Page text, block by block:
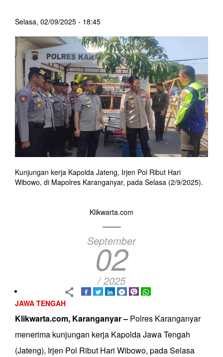
Selasa, 02/09/2025 - 18:45
Kunjungan kerja Kapolda Jateng, Irjen Pol Ribut Hari
Wibowo, di Mapolres Karanganyar, pada Selasa (2/9/2025).
Klikwarta.com
September
02
/ 2025
JAWA TENGAH
Klikwarta.com, Karanganyar – Polres Karanganyar
menerima kunjungan kerja Kapolda Jawa Tengah
(Jateng), Irjen Pol Ribut Hari Wibowo, pada Selasa